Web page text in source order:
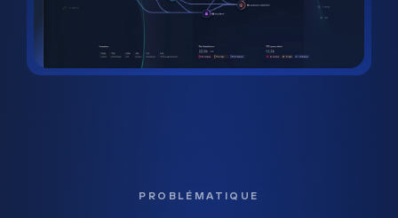
PROBLÉMATIQUE